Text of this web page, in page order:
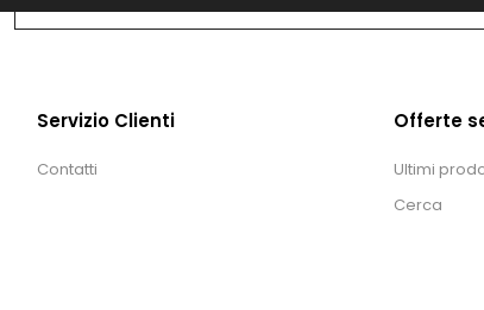
Servizio Clienti
Contatti
Offerte
Ultimi
Cerca